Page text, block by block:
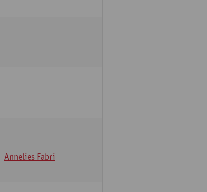
Annelies Fabri